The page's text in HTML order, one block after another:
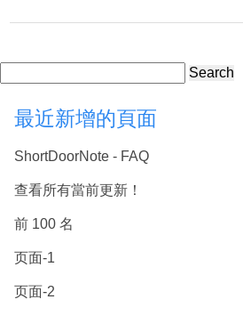
Search
最近新增的頁面
ShortDoorNote - FAQ
查看所有當前更新！
前 100 名
页面-1
页面-2